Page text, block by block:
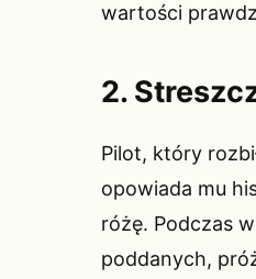
wartości
2.
Pilot, który
opowiada mu
różę. Podczas
poddanych,